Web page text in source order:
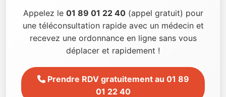
Appelez le 01 89 01 22 40(appel gratuit) pour
une téléconsultation rapide avec un médecin et
recevez une ordonnance en ligne sans vous
déplacer et rapidement !
Prendre RDV gratuitement au 01 89
01 22 40